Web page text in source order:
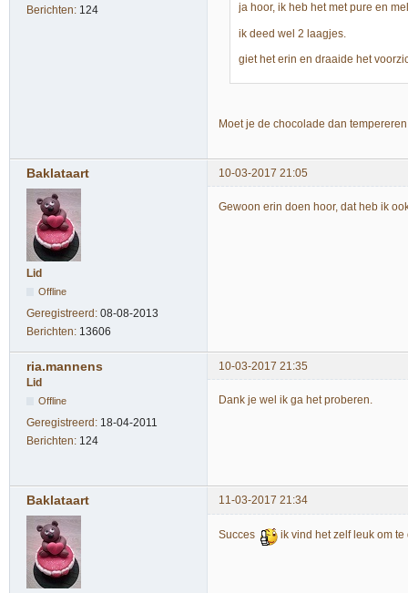
Berichten: 124
ja hoor, ik heb het met pure en
ik deed wel 2 laagjes.
giet het erin en draaide het
Moet je de chocolade dan
Baklataart 10-03-2017 21:05
Lid
Offline
Geregistreerd: 08-08-2013
Berichten: 13606
Gewoon erin doen hoor, dat heb ik
ria.mannens
10-03-2017 21:35
Lid
Offline
Geregistreerd: 18-04-2011
Berichten: 124
Dank je wel ik ga het proberen.
Baklataart 11-03-2017 21:34
Succes ik vind het zelf leuk om te